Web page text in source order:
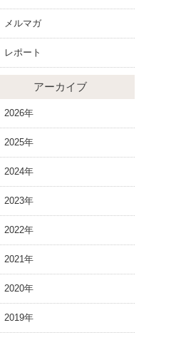
メルマガ
レポート
アーカイブ
2026年
2025年
2024年
2023年
2022年
2021年
2020年
2019年